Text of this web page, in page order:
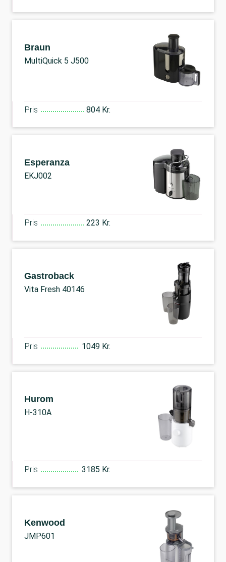
Braun
MultiQuick 5 J500
Pris 804 Kr.
Esperanza
EKJ002
Pris 223 Kr.
Gastroback
Vita Fresh 40146
Pris 1049 Kr.
Hurom
H-310A
Pris 3185 Kr.
Kenwood
JMP601